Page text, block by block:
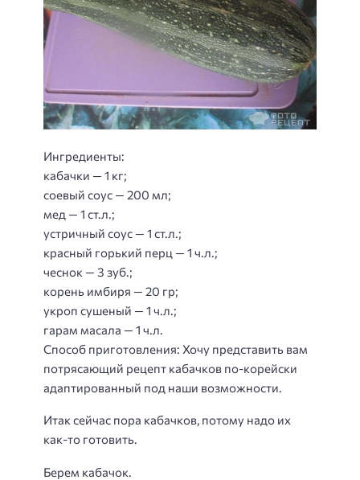
Ингредиенты:
кабачки — 1 кг;
соевый соус — 200 мл;
мед — 1 ст.л.;
устричный соус — 1 ст.л.;
красный горький перц — 1 ч.л.;
чеснок — 3 зуб.;
корень имбиря — 20 гр;
укроп сушеный — 1 ч.л.;
гарам масала — 1 ч.л.
Способ приготовления: Хочу представить вам
потрясающий рецепт кабачков по-корейски
адаптированный под наши возможности.
Итак сейчас пора кабачков, потому надо их
как-то готовить.
Берем кабачок.